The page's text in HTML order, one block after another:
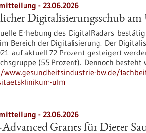
- 23.06.2026
Digitalisierungsschub
Erhebung des DigitalRadars
Bereich der Digitalisierung. Der
auf aktuell 72 Prozent gesteigert
(55 Prozent). Dennoch
bw.de/
ulm
- 23.06.2026
Grants für Dieter